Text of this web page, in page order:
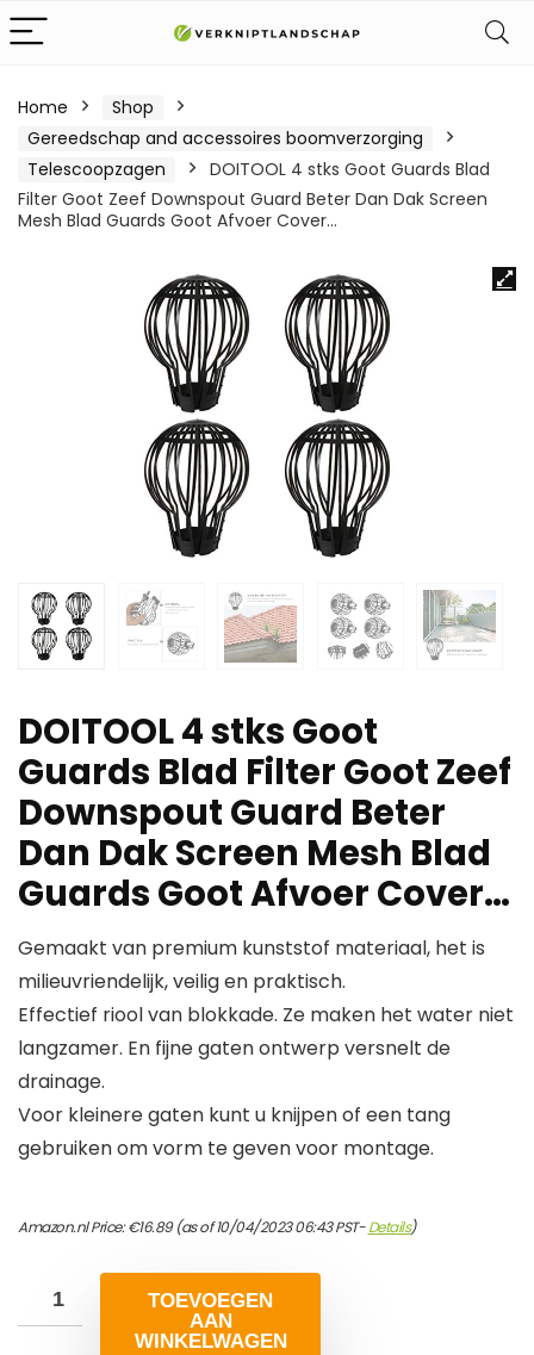
Home
Shop
Gereedschap and accessoires boomverzorging
Telescoopzagen
DOITOOL 4 stks Goot Guards Blad
Filter Goot Zeef Downspout Guard Beter Dan Dak Screen
Mesh Blad Guards Goot Afvoer Cover…
DOITOOL 4 stks Goot
Guards Blad Filter Goot Zeef
Downspout Guard Beter
Dan Dak Screen Mesh Blad
Guards Goot Afvoer Cover…
Gemaakt van premium kunststof materiaal, het is
milieuvriendelijk, veilig en praktisch.
Effectief riool van blokkade. Ze maken het water niet
langzamer. En fijne gaten ontwerp versnelt de
drainage.
Voor kleinere gaten kunt u knijpen of een tang
gebruiken om vorm te geven voor montage.
Amazon.nl Price:€16.89(as of 10/04/2023 06:43 PST-Details)
TOEVOEGEN
AAN
WINKELWAGEN